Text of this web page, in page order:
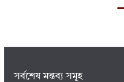
সর্বশেষ মন্তব্য সমূহ